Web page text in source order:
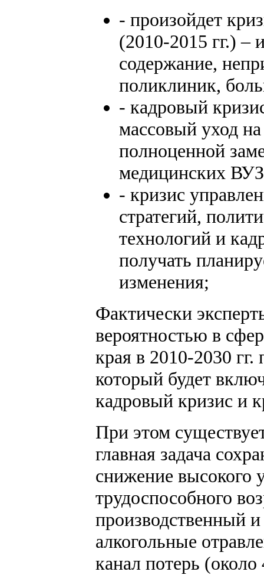
- произойдет
(2010-2015 гг.) –
содержание,
поликлиник,
- кадровый
массовый уход
полноценной
медицинских
- кризис
стратегий,
технологий и
получать
изменения;
Фактически
вероятностью в
края в 2010-2030
который будет
кадровый кризис и
При этом
главная задача
снижение высокого
трудоспособного
производственный
алкогольные
канал потерь